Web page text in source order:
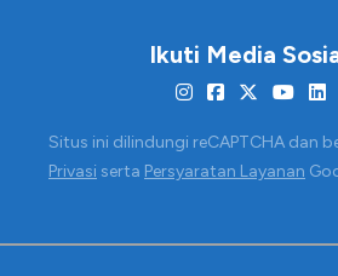
Ikuti Media
Situs ini dilindungi reCAPTCHA dan
Privasi serta Persyaratan Layanan